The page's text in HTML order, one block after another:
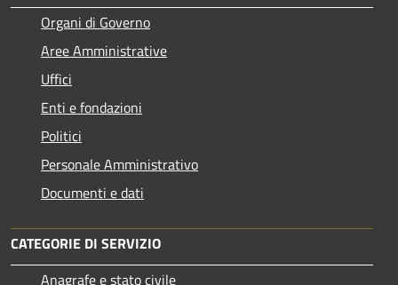
Organi di Governo
Aree Amministrative
Uffici
Enti e fondazioni
Politici
Personale Amministrativo
Documenti e dati
CATEGORIE DI SERVIZIO
Anagrafe e stato civile